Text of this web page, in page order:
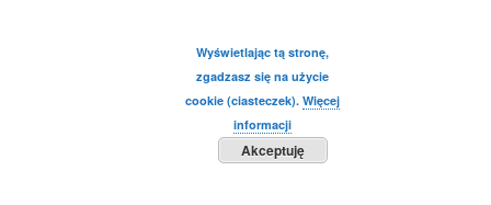
Wyświetlając tą stronę,
zgadzasz się na użycie
cookie (ciasteczek). Więcej
informacji
Akceptuję